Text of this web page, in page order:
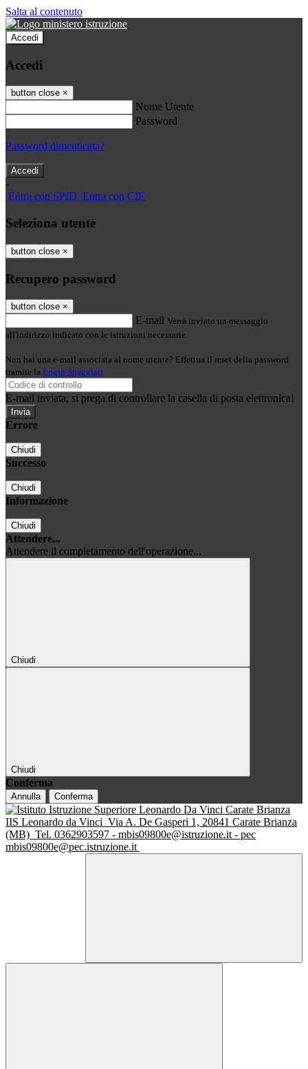
Salta al contenuto
Accedi
Accedi
button close ×
Nome Utente
Password
Password dimenticata?
-
Entra con SPID Entra con CIE
Seleziona utente
button close ×
Recupero password
button close ×
E-mail Verrà inviato un messaggio
all'indirizzo indicato con le istruzioni necessarie.
Non hai una e-mail associata al nome utente? Effettua il reset della password
tramite la Login Spaggiari
E-mail inviata, si prega di controllare la casella di posta elettronica!
Errore
Chiudi
Successo
Chiudi
Informazione
Chiudi
Attendere...
Attendere il completamento dell'operazione...
Chiudi
Chiudi
Conferma
Annulla Conferma
IIS Leonardo da Vinci Via A. De Gasperi 1, 20841 Carate Brianza
(MB) Tel. 0362903597 - mbis09800e@istruzione.it - pec
mbis09800e@pec.istruzione.it